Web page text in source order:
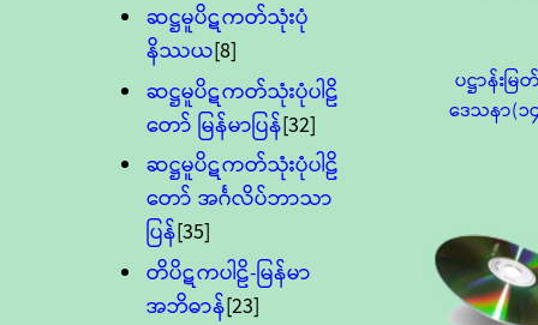
ဆဋ္ဌမူပိဋကတ်သုံးပုံ
နိဿယ[8]
ဆဋ္ဌမူပိဋကတ်သုံးပုံပါဠိ
တော် မြန်မာပြန်[32]
ဆဋ္ဌမူပိဋကတ်သုံးပုံပါဠိ
တော် အင်္ဂလိပ်ဘာသာ
ပြန်[35]
တိပိဋကပါဠိ-မြန်မာ
အဘိဓာန်[23]
ပဋ္ဌာန်းမြ
ဒေသနာ(၁